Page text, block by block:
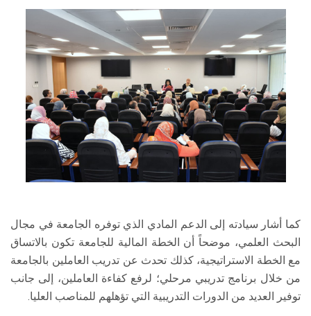
كما أشار سيادته إلى الدعم المادي الذي توفره الجامعة في مجال
البحث العلمي، موضحاً أن الخطة المالية للجامعة تكون بالاتساق
مع الخطة الاستراتيجية، كذلك تحدث عن تدريب العاملين بالجامعة
من خلال برنامج تدريبي مرحلي؛ لرفع كفاءة العاملين، إلى جانب
توفير العديد من الدورات التدريبية التي تؤهلهم للمناصب العليا.